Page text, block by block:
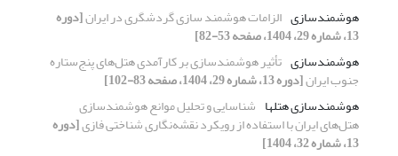
هوشمند‌سازی الزامات هوشمند سازی گردشگری در ایران[دوره
13، شماره 29، 1404، صفحه 53-82]
هوشمندسازی تأثیر هوشمندسازی بر کارآمدی هتل‌های پنج‌ستاره
جنوب ایران[دوره 13، شماره 29، 1404، صفحه 83-102]
هوشمندسازی هتل‏ها شناسایی و تحلیل موانع هوشمندسازی
هتل‌های ایران با استفاده از رویکرد نقشه‌نگاری شناختی فازی[دوره
13، شماره 32، 1404]